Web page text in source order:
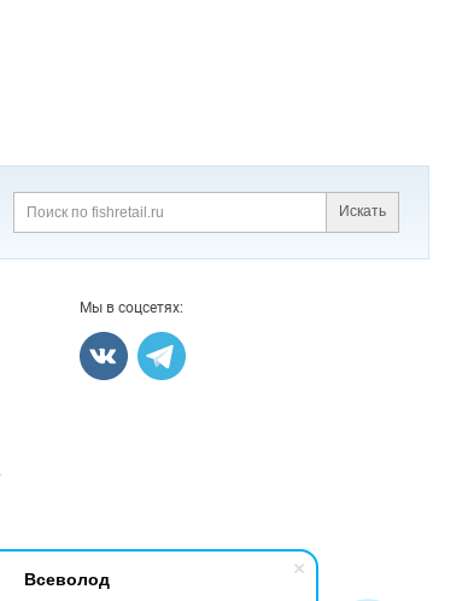
Всеволод
Искать
Мы в соцсетях: